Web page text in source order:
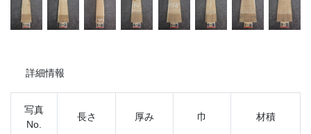
詳細情報
写真
No.
長さ 厚み 巾 材積